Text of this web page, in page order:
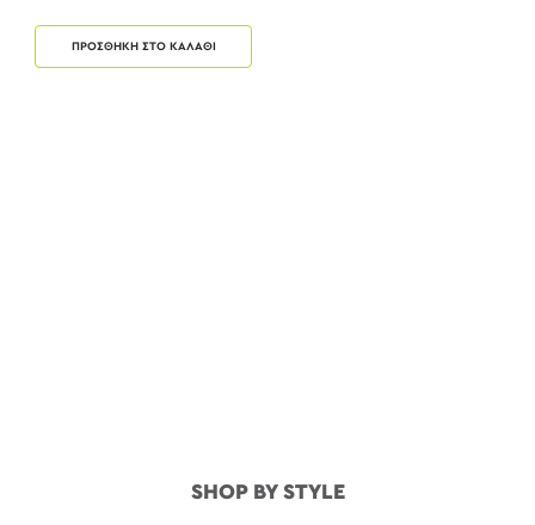
ΠΡΟΣΘΗΚΗ ΣΤΟ ΚΑΛΑΘΙ
SHOP BY STYLE